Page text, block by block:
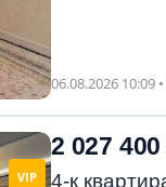
06.08.2026 10:09
VIP
2 027 400
4-к